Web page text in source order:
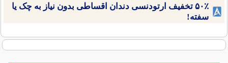
۵۰٪ تخفیف ارتودنسی دندان اقساطی بدون نیاز به چک یا
سفته!